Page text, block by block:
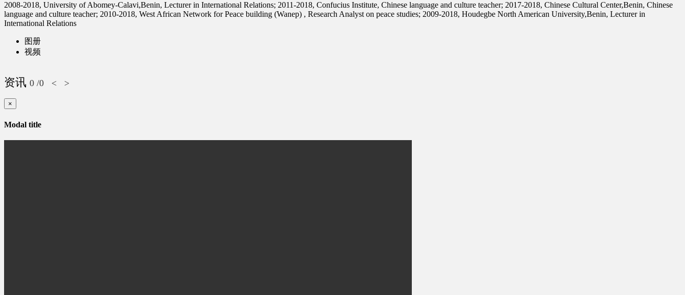
2008-2018, University of Abomey-Calavi,Benin, Lecturer in International Relations; 2011-2018, Confucius Institute, Chinese language and culture teacher; 2017-2018, Chinese Cultural Center,Benin, Chinese
language and culture teacher; 2010-2018, West African Network for Peace building (Wanep) , Research Analyst on peace studies; 2009-2018, Houdegbe North American University,Benin, Lecturer in
International Relations
图册
视频
资讯 0 /0 < >
×
Modal title